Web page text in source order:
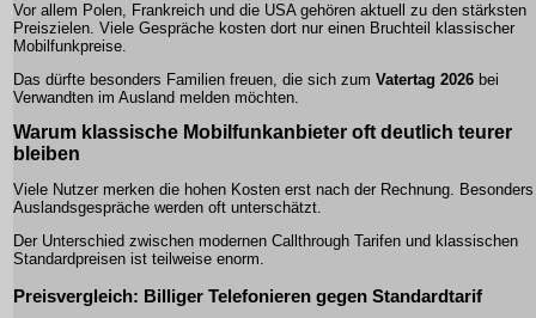
Vor allem Polen, Frankreich und die USA gehören aktuell zu den stärksten
Preiszielen. Viele Gespräche kosten dort nur einen Bruchteil klassischer
Mobilfunkpreise.
Das dürfte besonders Familien freuen, die sich zum Vatertag 2026 bei
Verwandten im Ausland melden möchten.
Warum klassische Mobilfunkanbieter oft deutlich teurer
bleiben
Viele Nutzer merken die hohen Kosten erst nach der Rechnung. Besonders
Auslandsgespräche werden oft unterschätzt.
Der Unterschied zwischen modernen Callthrough Tarifen und klassischen
Standardpreisen ist teilweise enorm.
Preisvergleich: Billiger Telefonieren gegen Standardtarif